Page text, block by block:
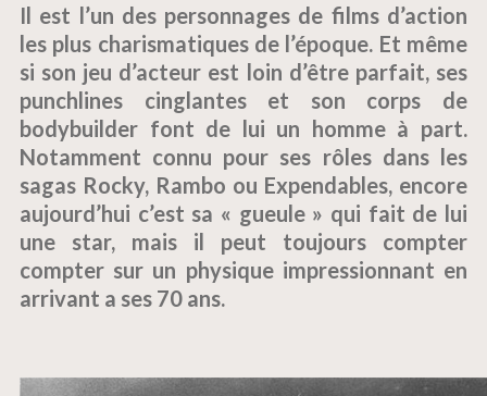
Il est l’un des personnages de films d’action
les plus charismatiques de l’époque. Et même
si son jeu d’acteur est loin d’être parfait, ses
punchlines cinglantes et son corps de
bodybuilder font de lui un homme à part.
Notamment connu pour ses rôles dans les
sagas Rocky, Rambo ou Expendables, encore
aujourd’hui c’est sa « gueule » qui fait de lui
une star, mais il peut toujours compter
compter sur un physique impressionnant en
arrivant a ses 70 ans.